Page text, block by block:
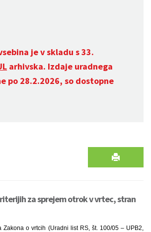
je v skladu s 33.
arhivska. Izdaje uradnega
po 28.2.2026, so dostopne
za sprejem otrok v vrtec, stran
Zakona o vrtcih (Uradni list RS, št. 100/05 – UPB2,